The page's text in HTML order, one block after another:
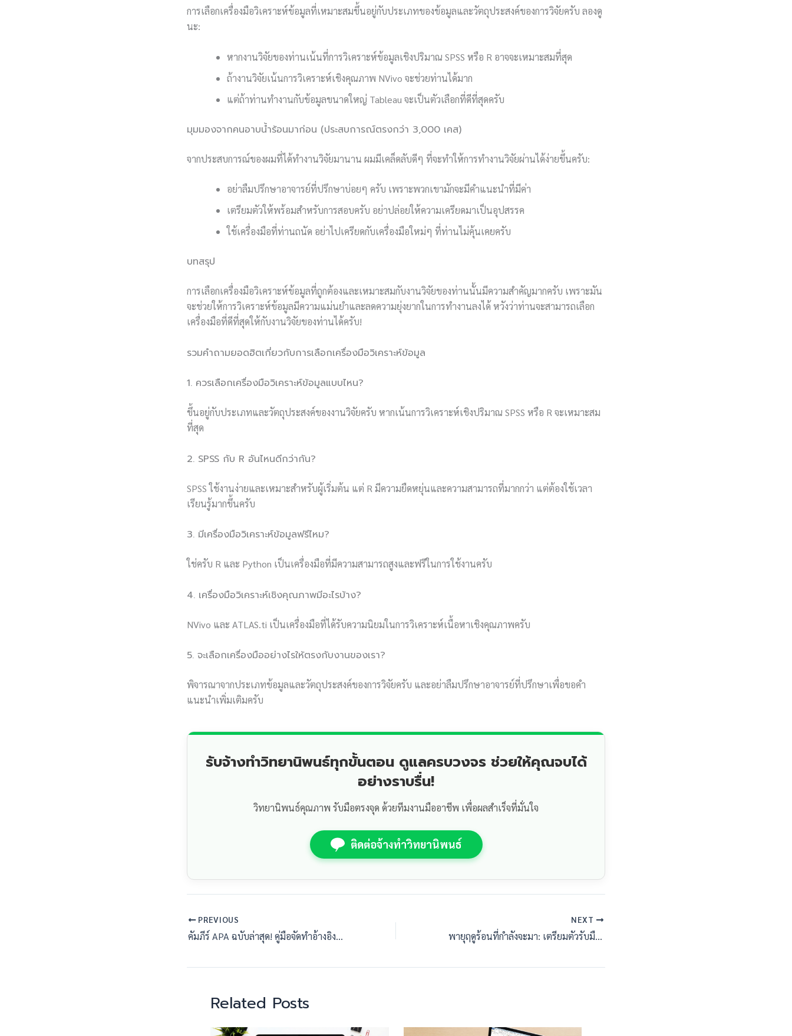
การเลือกเครื่องมือวิเคราะห์ข้อมูลที่เหมาะสมขึ้นอยู่กับประเภทของข้อมูลและวัตถุประสงค์ของการวิจัยครับ ลองดู
นะ:
หากงานวิจัยของท่านเน้นที่การวิเคราะห์ข้อมูลเชิงปริมาณ SPSS หรือ R อาจจะเหมาะสมที่สุด
ถ้างานวิจัยเน้นการวิเคราะห์เชิงคุณภาพ NVivo จะช่วยท่านได้มาก
แต่ถ้าท่านทำงานกับข้อมูลขนาดใหญ่ Tableau จะเป็นตัวเลือกที่ดีที่สุดครับ
มุมมองจากคนอาบน้ำร้อนมาก่อน (ประสบการณ์ตรงกว่า 3,000 เคส)
จากประสบการณ์ของผมที่ได้ทำงานวิจัยมานาน ผมมีเคล็ดลับดีๆ ที่จะทำให้การทำงานวิจัยผ่านได้ง่ายขึ้นครับ:
อย่าลืมปรึกษาอาจารย์ที่ปรึกษาบ่อยๆ ครับ เพราะพวกเขามักจะมีคำแนะนำที่มีค่า
เตรียมตัวให้พร้อมสำหรับการสอบครับ อย่าปล่อยให้ความเครียดมาเป็นอุปสรรค
ใช้เครื่องมือที่ท่านถนัด อย่าไปเครียดกับเครื่องมือใหม่ๆ ที่ท่านไม่คุ้นเคยครับ
บทสรุป
การเลือกเครื่องมือวิเคราะห์ข้อมูลที่ถูกต้องและเหมาะสมกับงานวิจัยของท่านนั้นมีความสำคัญมากครับ เพราะมัน
จะช่วยให้การวิเคราะห์ข้อมูลมีความแม่นยำและลดความยุ่งยากในการทำงานลงได้ หวังว่าท่านจะสามารถเลือก
เครื่องมือที่ดีที่สุดให้กับงานวิจัยของท่านได้ครับ!
รวมคำถามยอดฮิตเกี่ยวกับการเลือกเครื่องมือวิเคราะห์ข้อมูล
1. ควรเลือกเครื่องมือวิเคราะห์ข้อมูลแบบไหน?
ขึ้นอยู่กับประเภทและวัตถุประสงค์ของงานวิจัยครับ หากเน้นการวิเคราะห์เชิงปริมาณ SPSS หรือ R จะเหมาะสม
ที่สุด
2. SPSS กับ R อันไหนดีกว่ากัน?
SPSS ใช้งานง่ายและเหมาะสำหรับผู้เริ่มต้น แต่ R มีความยืดหยุ่นและความสามารถที่มากกว่า แต่ต้องใช้เวลา
เรียนรู้มากขึ้นครับ
3. มีเครื่องมือวิเคราะห์ข้อมูลฟรีไหม?
ใช่ครับ R และ Python เป็นเครื่องมือที่มีความสามารถสูงและฟรีในการใช้งานครับ
4. เครื่องมือวิเคราะห์เชิงคุณภาพมีอะไรบ้าง?
NVivo และ ATLAS.ti เป็นเครื่องมือที่ได้รับความนิยมในการวิเคราะห์เนื้อหาเชิงคุณภาพครับ
5. จะเลือกเครื่องมืออย่างไรให้ตรงกับงานของเรา?
พิจารณาจากประเภทข้อมูลและวัตถุประสงค์ของการวิจัยครับ และอย่าลืมปรึกษาอาจารย์ที่ปรึกษาเพื่อขอคำ
แนะนำเพิ่มเติมครับ
รับจ้างทำวิทยานิพนธ์ทุกขั้นตอน ดูแลครบวงจร ช่วยให้คุณจบได้
อย่างราบรื่น!
วิทยานิพนธ์คุณภาพ รับมือตรงจุด ด้วยทีมงานมืออาชีพ เพื่อผลสำเร็จที่มั่นใจ
ติดต่อจ้างทำวิทยานิพนธ์
PREVIOUS
คัมภีร์ APA ฉบับล่าสุด! คู่มือจัดทำอ้างอิงและบรรณานุกรมแบบละเอียดยิบ
NEXT
พายุฤดูร้อนที่กำลังจะมา: เตรียมตัวรับมืออย่างไรดี?
Related Posts